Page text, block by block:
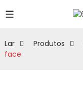
Lar Produtos
face